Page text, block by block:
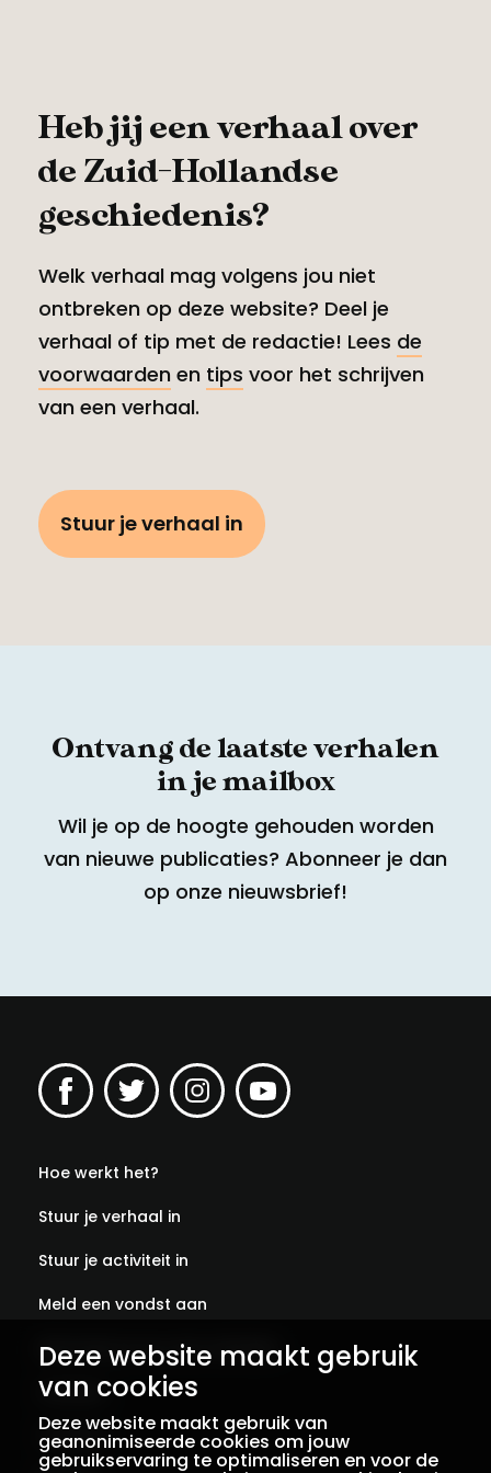
Deze website maakt gebruik
van cookies
Deze website maakt gebruik van
geanonimiseerde cookies om jouw
gebruikservaring te optimaliseren en voor de
Heb jij een verhaal over
de Zuid-Hollandse
geschiedenis?
Welk verhaal mag volgens jou niet
ontbreken op deze website? Deel je
verhaal of tip met de redactie! Lees de
voorwaarden en tips voor het schrijven
van een verhaal.
Stuur je verhaal in
Ontvang de laatste verhalen
in je mailbox
Wil je op de hoogte gehouden worden
van nieuwe publicaties? Abonneer je dan
op onze nieuwsbrief!
Hoe werkt het?
Stuur je verhaal in
Stuur je activiteit in
Meld een vondst aan
Abonneer je op onze verhalen
Contact
Colofon